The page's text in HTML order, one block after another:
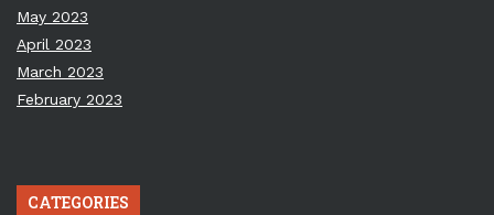
May 2023
April 2023
March 2023
February 2023
CATEGORIES